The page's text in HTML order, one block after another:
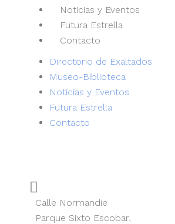
Noticias y Eventos
Futura Estrella
Contacto
Directorio de Exaltados
Museo-Biblioteca
Noticias y Eventos
Futura Estrella
Contacto
Calle Normandie
Parque Sixto Escobar,